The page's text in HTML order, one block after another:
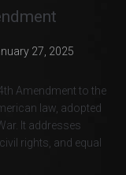
27, 2025
Amendment to the
law, adopted
It addresses
rights, and equal